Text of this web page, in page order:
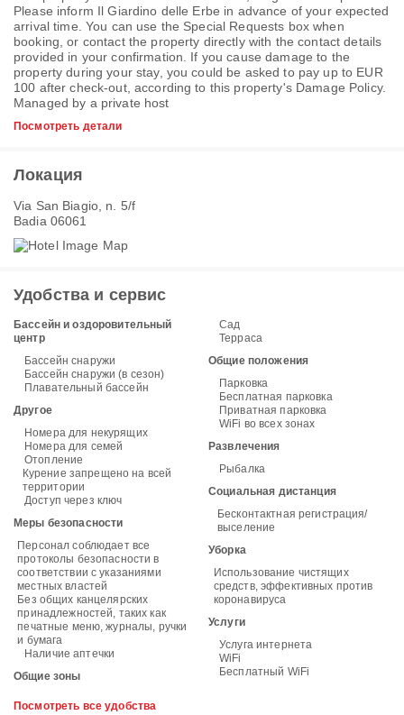
Please inform Il Giardino delle Erbe in advance of your expected
arrival time. You can use the Special Requests box when
booking, or contact the property directly with the contact details
provided in your confirmation. If you cause damage to the
property during your stay, you could be asked to pay up to EUR
100 after check-out, according to this property's Damage Policy.
Managed by a private host
Посмотреть детали
Локация
Via San Biagio, n. 5/f
Badia 06061
Удобства и сервис
Бассейн и оздоровительный
центр
Бассейн снаружи
Бассейн снаружи (в сезон)
Плавательный бассейн
Другое
Номера для некурящих
Номера для семей
Отопление
Курение запрещено на всей
территории
Доступ через ключ
Меры безопасности
Персонал соблюдает все
протоколы безопасности в
соответствии с указаниями
местных властей
Без общих канцелярских
принадлежностей, таких как
печатные меню, журналы, ручки
и бумага
Наличие аптечки
Общие зоны
Сад
Терраса
Общие положения
Парковка
Бесплатная парковка
Приватная парковка
WiFi во всех зонах
Развлечения
Рыбалка
Социальная дистанция
Бесконтактная регистрация/
выселение
Уборка
Использование чистящих
средств, эффективных против
коронавируса
Услуги
Услуга интернета
WiFi
Бесплатный WiFi
Посмотреть все удобства